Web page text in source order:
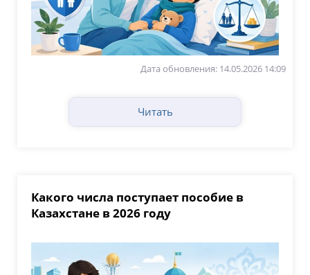
Дата обновления: 14.05.2026 14:09
Читать
Какого числа поступает пособие в
Казахстане в 2026 году